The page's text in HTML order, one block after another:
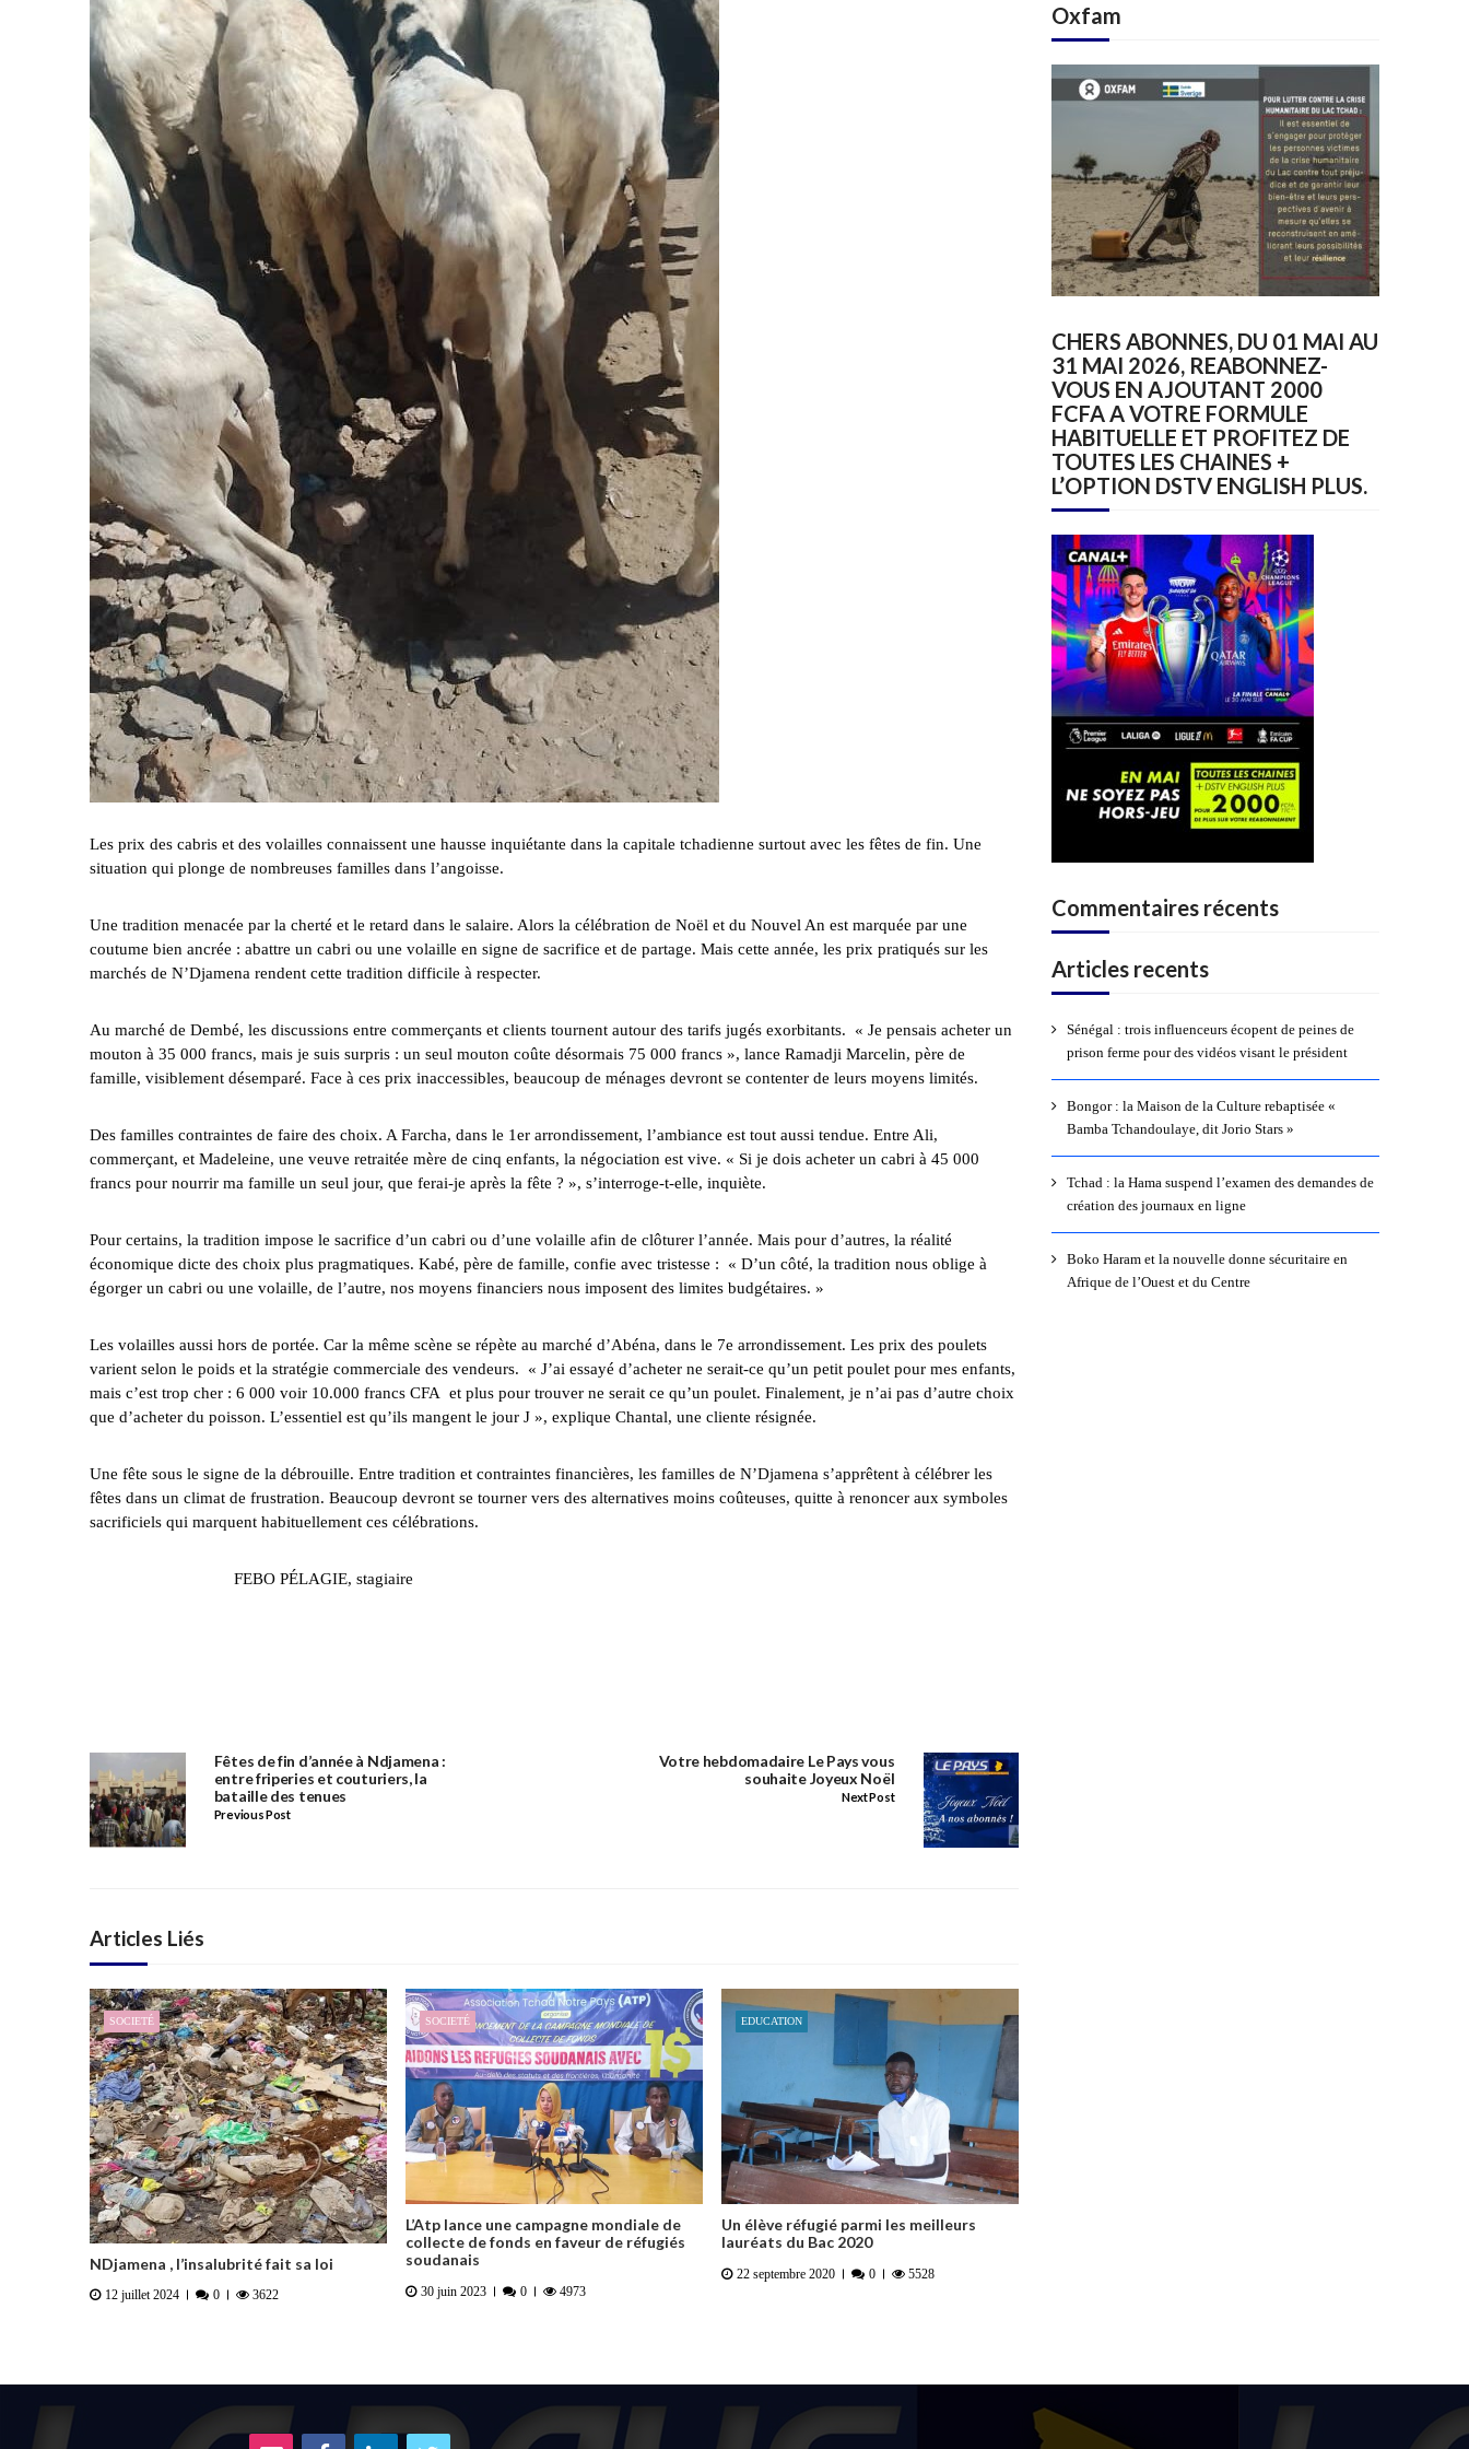
‎Les prix des cabris et des volailles connaissent une hausse inquiétante dans la capitale tchadienne surtout avec les fêtes de fin. Une
situation qui plonge de nombreuses familles dans l’angoisse.
‎Une tradition menacée par la cherté et le retard dans le salaire. Alors la célébration de Noël et du Nouvel An est marquée par une
coutume bien ancrée : abattre un cabri ou une volaille en signe de sacrifice et de partage. Mais cette année, les prix pratiqués sur les
marchés de N’Djamena rendent cette tradition difficile à respecter.
‎Au marché de Dembé, les discussions entre commerçants et clients tournent autour des tarifs jugés exorbitants. « Je pensais acheter un
mouton à 35 000 francs, mais je suis surpris : un seul mouton coûte désormais 75 000 francs », lance Ramadji Marcelin, père de
famille, visiblement désemparé. Face à ces prix inaccessibles, beaucoup de ménages devront se contenter de leurs moyens limités.
‎Des familles contraintes de faire des choix. A Farcha, dans le 1er arrondissement, l’ambiance est tout aussi tendue. Entre Ali,
commerçant, et Madeleine, une veuve retraitée mère de cinq enfants, la négociation est vive. « Si je dois acheter un cabri à 45 000
francs pour nourrir ma famille un seul jour, que ferai-je après la fête ? », s’interroge-t-elle, inquiète.
‎Pour certains, la tradition impose le sacrifice d’un cabri ou d’une volaille afin de clôturer l’année. Mais pour d’autres, la réalité
économique dicte des choix plus pragmatiques. Kabé, père de famille, confie avec tristesse : « D’un côté, la tradition nous oblige à
égorger un cabri ou une volaille, de l’autre, nos moyens financiers nous imposent des limites budgétaires. »
‎Les volailles aussi hors de portée. Car la même scène se répète au marché d’Abéna, dans le 7e arrondissement. Les prix des poulets
varient selon le poids et la stratégie commerciale des vendeurs. ‎« J’ai essayé d’acheter ne serait-ce qu’un petit poulet pour mes enfants,
mais c’est trop cher : 6 000 voir 10.000 francs CFA et plus pour trouver ne serait ce qu’un poulet. Finalement, je n’ai pas d’autre choix
que d’acheter du poisson. L’essentiel est qu’ils mangent le jour J », explique Chantal, une cliente résignée.
Une fête sous le signe de la débrouille. Entre tradition et contraintes financières, les familles de N’Djamena s’apprêtent à célébrer les
fêtes dans un climat de frustration. Beaucoup devront se tourner vers des alternatives moins coûteuses, quitte à renoncer aux symboles
sacrificiels qui marquent habituellement ces célébrations.
‎ FEBO PÉLAGIE, stagiaire
Fêtes de fin d’année à Ndjamena :
entre friperies et couturiers, la
bataille des tenues
Previous Post
Votre hebdomadaire Le Pays vous
souhaite Joyeux Noël
Next Post
Articles Liés
SOCIETÉ
NDjamena , l’insalubrité fait sa loi
12 juillet 2024 0 3622
SOCIETÉ
L’Atp lance une campagne mondiale de
collecte de fonds en faveur de réfugiés
soudanais
30 juin 2023 0 4973
EDUCATION
Un élève réfugié parmi les meilleurs
lauréats du Bac 2020
22 septembre 2020 0 5528
Oxfam
CHERS ABONNES, DU 01 MAI AU
31 MAI 2026, REABONNEZ-
VOUS EN AJOUTANT 2000
FCFA A VOTRE FORMULE
HABITUELLE ET PROFITEZ DE
TOUTES LES CHAINES +
L’OPTION DSTV ENGLISH PLUS.
Commentaires récents
Articles recents
Sénégal : trois influenceurs écopent de peines de
prison ferme pour des vidéos visant le président
Bongor : la Maison de la Culture rebaptisée «
Bamba Tchandoulaye, dit Jorio Stars »
Tchad : la Hama suspend l’examen des demandes de
création des journaux en ligne
Boko Haram et la nouvelle donne sécuritaire en
Afrique de l’Ouest et du Centre